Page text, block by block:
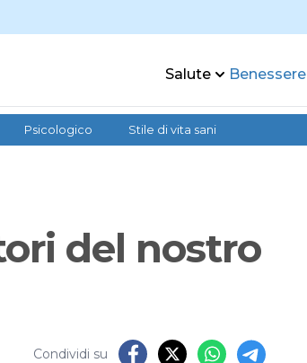
Salute Benessere
Psicologico Stile di vita sani
del nostro
Condividi su